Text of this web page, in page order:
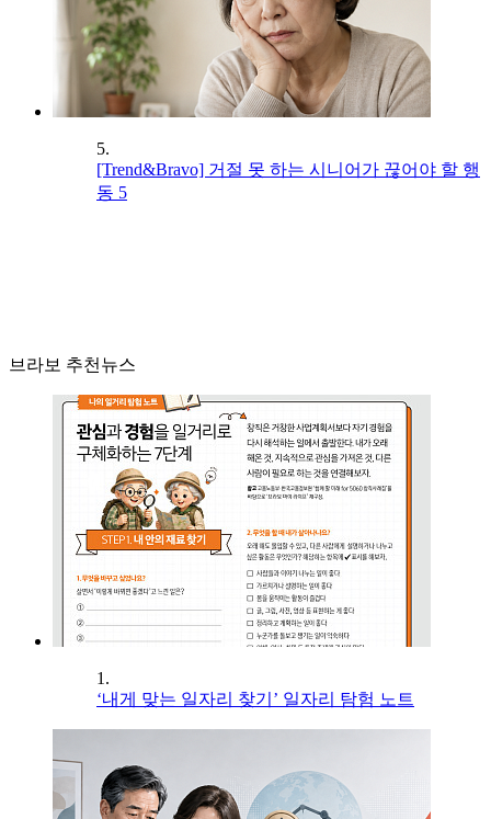
5.
[Trend&Bravo] 거절 못 하는 시니어가 끊어야 할 행
동 5
브라보 추천뉴스
1.
‘내게 맞는 일자리 찾기’ 일자리 탐험 노트